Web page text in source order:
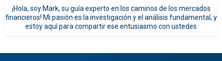
¡Hola, soy Mark, su guía experto en los caminos de los mercados
financieros! Mi pasión es la investigación y el análisis fundamental, y
estoy aquí para compartir ese entusiasmo con ustedes